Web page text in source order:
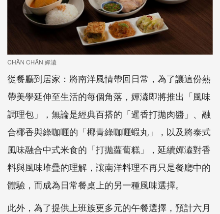
CHĂN CHĂN 嬋潹
從餐廳到居家：將南洋風情帶回日常，為了讓這份熱
帶美學延伸至生活的每個角落，嬋潹即將推出「風味
調理包」，無論是經典百搭的「暹香打拋肉醬」、融
合椰香與綠咖喱的「椰青綠咖喱蝦丸」，以及將泰式
風味融合中式米食的「打拋蘿蔔糕」，延續嬋潹對香
料與風味堆疊的理解，讓南洋料理不再只是餐廳中的
體驗，而成為日常餐桌上的另一種風味選擇。
此外，為了提供上班族更多元的午餐選擇，預計六月